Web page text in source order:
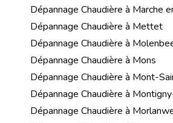
Dépannage Chaudière à Marche
Dépannage Chaudière à Mettet
Dépannage Chaudière à
Dépannage Chaudière à Mons
Dépannage Chaudière à Mont-
Dépannage Chaudière à
Dépannage Chaudière à